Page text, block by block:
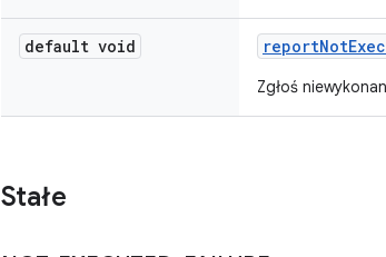
default void reportNot
Zgłoś
Stałe